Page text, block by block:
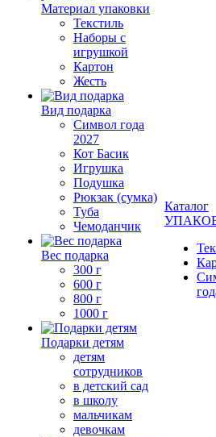
Материал упаковки
Текстиль
Наборы с
игрушкой
Картон
Жесть
Вид подарка
Символ года
2027
Кот Басик
Игрушка
Подушка
Рюкзак (сумка)
Туба
Чемоданчик
Вес подарка
300 г
600 г
800 г
1000 г
Подарки детям
детям
сотрудников
в детский сад
в школу
мальчикам
девочкам
Каталог